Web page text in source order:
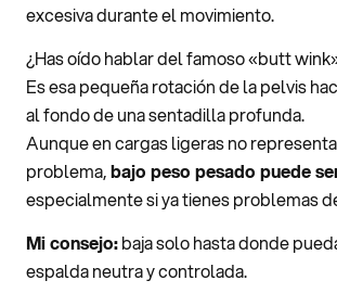
excesiva durante el movimiento.
¿Has oído hablar del famoso «butt
Es esa pequeña rotación de la pelvis
al fondo de una sentadilla profunda.
Aunque en cargas ligeras no
problema,bajo peso pesado puede
especialmente si ya tienes problemas
Mi consejo:baja solo hasta donde
espalda neutra y controlada.